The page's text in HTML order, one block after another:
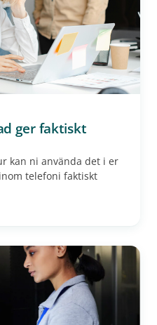
ger faktiskt
kan ni använda det i er
telefoni faktiskt